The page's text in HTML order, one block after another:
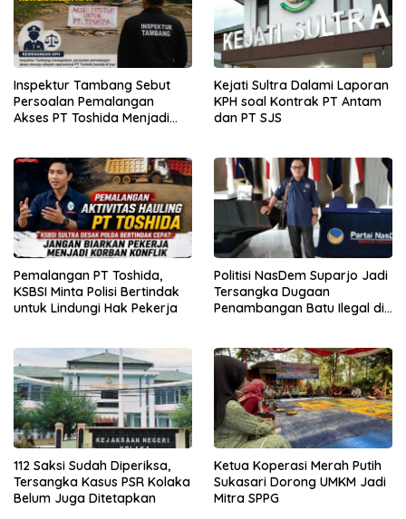
Inspektur Tambang Sebut
Persoalan Pemalangan
Akses PT Toshida Menjadi
Kejati Sultra Dalami Laporan
KPH soal Kontrak PT Antam
dan PT SJS
Pemalangan PT Toshida,
KSBSI Minta Polisi Bertindak
untuk Lindungi Hak Pekerja
Politisi NasDem Suparjo Jadi
Tersangka Dugaan
Penambangan Batu Ilegal di
112 Saksi Sudah Diperiksa,
Tersangka Kasus PSR Kolaka
Belum Juga Ditetapkan
Ketua Koperasi Merah Putih
Sukasari Dorong UMKM Jadi
Mitra SPPG